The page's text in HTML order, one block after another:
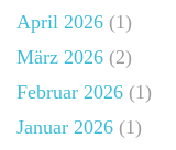
April 2026 (1)
März 2026 (2)
Februar 2026 (1)
Januar 2026 (1)